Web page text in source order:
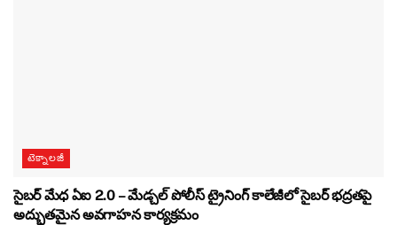
టెక్నాలజీ
సైబర్ మేధ ఏఐ 2.0 – మేడ్చల్ పోలీస్ ట్రైనింగ్ కాలేజీలో సైబర్ భద్రతపై
అద్భుతమైన అవగాహన కార్యక్రమం